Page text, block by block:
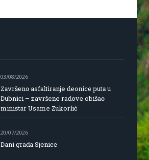
03/08/2026
Završeno asfaltiranje deonice puta u
Dubnici – završene radove obišao
ministar Usame Zukorlić
20/07/2026
Dani grada Sjenice